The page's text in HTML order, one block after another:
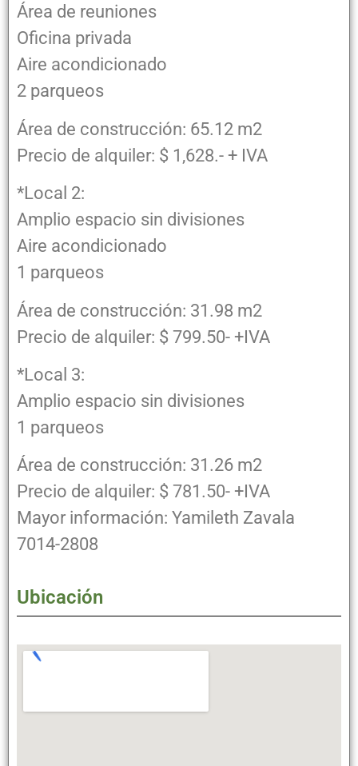
Área de reuniones
Oficina privada
Aire acondicionado
2 parqueos
Área de construcción: 65.12 m2
Precio de alquiler: $ 1,628.- + IVA
*Local 2:
Amplio espacio sin divisiones
Aire acondicionado
1 parqueos
Área de construcción: 31.98 m2
Precio de alquiler: $ 799.50- +IVA
*Local 3:
Amplio espacio sin divisiones
1 parqueos
Área de construcción: 31.26 m2
Precio de alquiler: $ 781.50- +IVA
Mayor información: Yamileth Zavala
7014-2808
Ubicación